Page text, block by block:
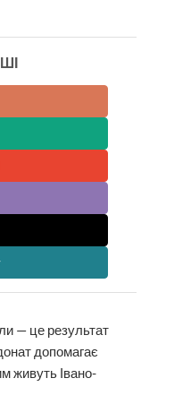
— це результат
допомагає
живуть Івано-